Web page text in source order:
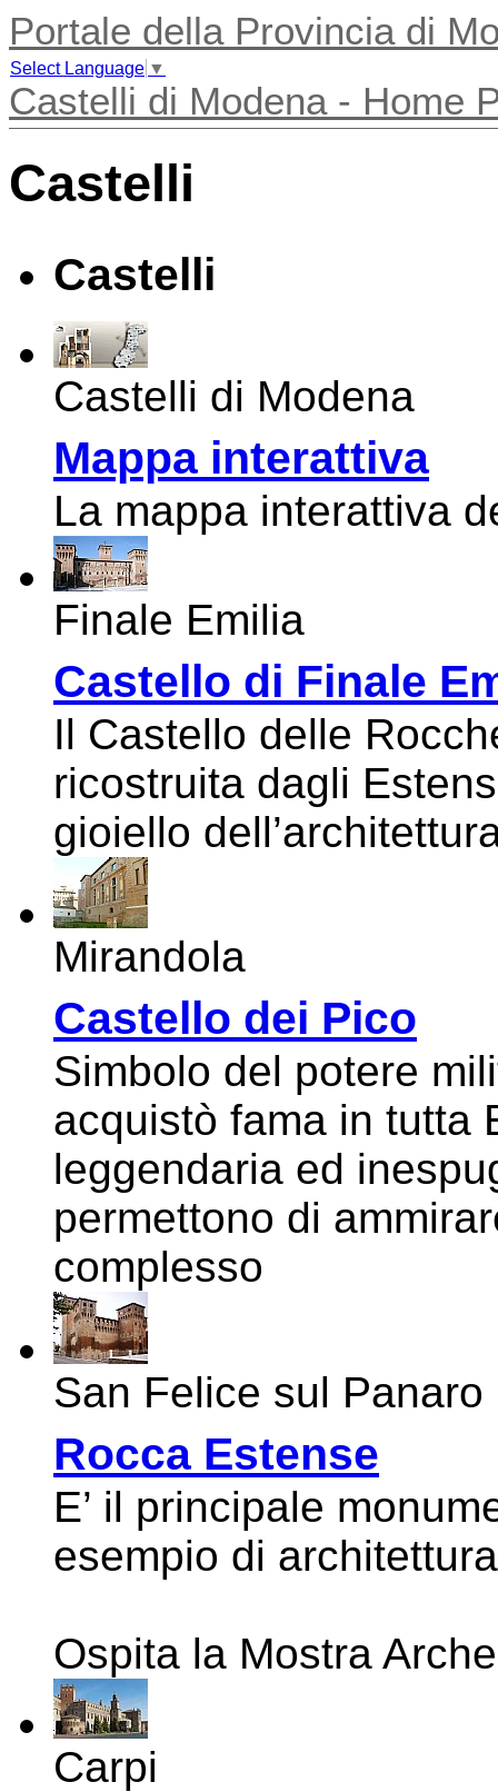
Portale della Provincia di
Select Language ▼
Castelli di Modena - Home
Castelli
Castelli
Castelli di Modena
Mappa interattiva
La mappa interattiva
Finale Emilia
Castello di Finale
Il Castello delle
ricostruita dagli
gioiello
Mirandola
Castello dei Pico
Simbolo del potere
acquistò fama in tutta
leggendaria ed
permettono di
complesso
San Felice sul Panaro
Rocca Estense
E’ il principale
esempio di
Ospita la Mostra
Carpi